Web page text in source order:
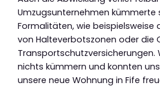
Umzugsunternehmen kümmerte
Formalitäten, wie beispielsweise
von Halteverbotszonen oder die
Transportschutzversicherungen.
nichts kümmern und konnten
unsere neue Wohnung in Fife